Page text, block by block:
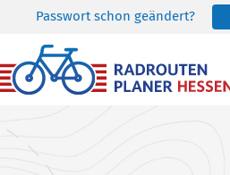
Skip to main content
Passwort schon geändert?